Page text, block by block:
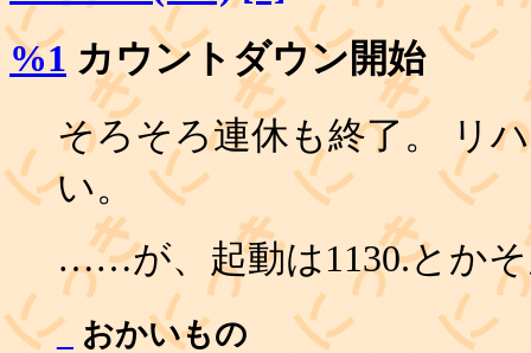
%1 カウントダウン開始
そろそろ連休も終了。 リ
い。
……が、起動は1130.とか
_ おかいもの